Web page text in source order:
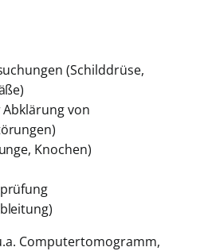
(Schilddrüse,
von
Knochen)
Computertomogramm,